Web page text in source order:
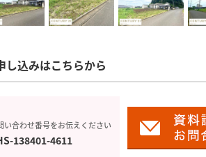
し込みはこちらから
い合わせ番号をお伝えください
138401-4611